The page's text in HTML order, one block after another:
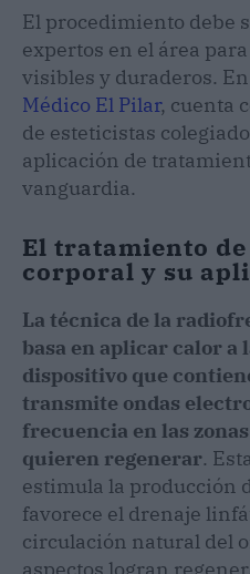
El procedimiento debe
expertos en el área
visibles y duraderos.
Médico El Pilar, cuenta
de esteticistas
aplicación de
vanguardia.
El tratamiento
corporal y su
La técnica de la
basa en aplicar calor a
dispositivo que
transmite ondas
frecuencia en las
quieren regenerar.
estimula la producción
favorece el drenaje
circulación natural del
aspectos logran